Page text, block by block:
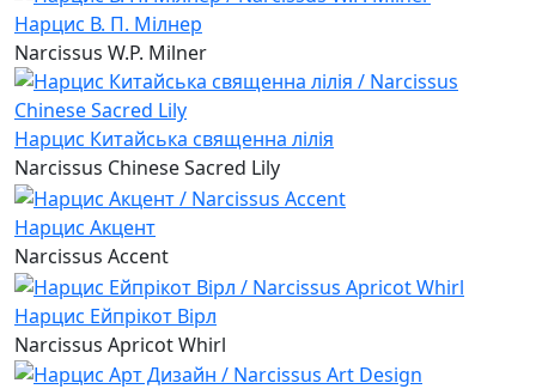
Нарцис В. П. Мілнер
Narcissus W.P. Milner
Нарцис Китайська священна лілія
Narcissus Chinese Sacred Lily
Нарцис Акцент
Narcissus Accent
Нарцис Ейпрікот Вірл
Narcissus Apricot Whirl